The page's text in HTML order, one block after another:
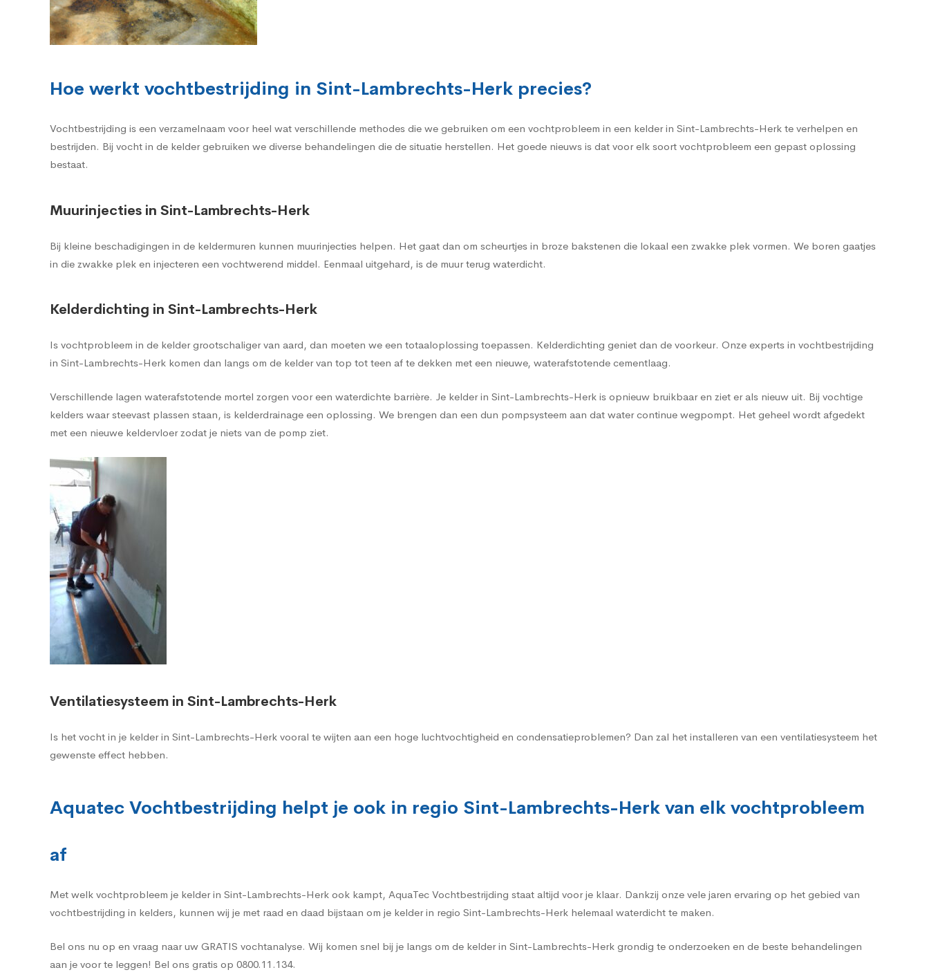
Hoe werkt vochtbestrijding in Sint-Lambrechts-Herk precies?
Vochtbestrijding is een verzamelnaam voor heel wat verschillende methodes die we gebruiken om een vochtprobleem in een kelder in Sint-Lambrechts-Herk te verhelpen en
bestrijden. Bij vocht in de kelder gebruiken we diverse behandelingen die de situatie herstellen. Het goede nieuws is dat voor elk soort vochtprobleem een gepast oplossing
bestaat.
Muurinjecties in Sint-Lambrechts-Herk
Bij kleine beschadigingen in de keldermuren kunnen muurinjecties helpen. Het gaat dan om scheurtjes in broze bakstenen die lokaal een zwakke plek vormen. We boren gaatjes
in die zwakke plek en injecteren een vochtwerend middel. Eenmaal uitgehard, is de muur terug waterdicht.
Kelderdichting in Sint-Lambrechts-Herk
Is vochtprobleem in de kelder grootschaliger van aard, dan moeten we een totaaloplossing toepassen. Kelderdichting geniet dan de voorkeur. Onze experts in vochtbestrijding
in Sint-Lambrechts-Herk komen dan langs om de kelder van top tot teen af te dekken met een nieuwe, waterafstotende cementlaag.
Verschillende lagen waterafstotende mortel zorgen voor een waterdichte barrière. Je kelder in Sint-Lambrechts-Herk is opnieuw bruikbaar en ziet er als nieuw uit. Bij vochtige
kelders waar steevast plassen staan, is kelderdrainage een oplossing. We brengen dan een dun pompsysteem aan dat water continue wegpompt. Het geheel wordt afgedekt
met een nieuwe keldervloer zodat je niets van de pomp ziet.
Ventilatiesysteem in Sint-Lambrechts-Herk
Is het vocht in je kelder in Sint-Lambrechts-Herk vooral te wijten aan een hoge luchtvochtigheid en condensatieproblemen? Dan zal het installeren van een ventilatiesysteem het
gewenste effect hebben.
Aquatec Vochtbestrijding helpt je ook in regio Sint-Lambrechts-Herk van elk vochtprobleem
af
Met welk vochtprobleem je kelder in Sint-Lambrechts-Herk ook kampt, AquaTec Vochtbestrijding staat altijd voor je klaar. Dankzij onze vele jaren ervaring op het gebied van
vochtbestrijding in kelders, kunnen wij je met raad en daad bijstaan om je kelder in regio Sint-Lambrechts-Herk helemaal waterdicht te maken.
Bel ons nu op en vraag naar uw GRATIS vochtanalyse. Wij komen snel bij je langs om de kelder in Sint-Lambrechts-Herk grondig te onderzoeken en de beste behandelingen
aan je voor te leggen! Bel ons gratis op 0800.11.134.